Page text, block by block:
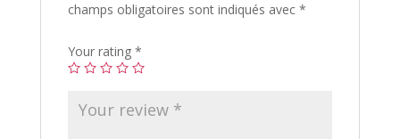
champs obligatoires sont indiqués avec *
Your rating *